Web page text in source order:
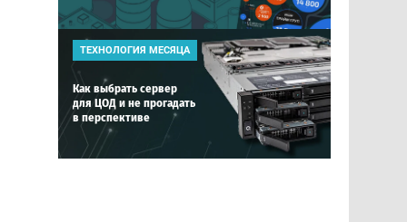
ТЕХНОЛОГИЯ МЕСЯЦА
Как выбрать сервер
для ЦОД и не прогадать
в перспективе